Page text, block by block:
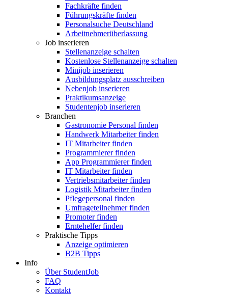
Fachkräfte finden
Führungskräfte finden
Personalsuche Deutschland
Arbeitnehmerüberlassung
Job inserieren
Stellenanzeige schalten
Kostenlose Stellenanzeige schalten
Minijob inserieren
Ausbildungsplatz ausschreiben
Nebenjob inserieren
Praktikumsanzeige
Studentenjob inserieren
Branchen
Gastronomie Personal finden
Handwerk Mitarbeiter finden
IT Mitarbeiter finden
Programmierer finden
App Programmierer finden
IT Mitarbeiter finden
Vertriebsmitarbeiter finden
Logistik Mitarbeiter finden
Pflegepersonal finden
Umfrageteilnehmer finden
Promoter finden
Erntehelfer finden
Praktische Tipps
Anzeige optimieren
B2B Tipps
Info
Über StudentJob
FAQ
Kontakt